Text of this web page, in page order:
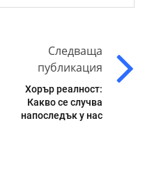
Следваща
публикация
Хорър реалност:
Какво се случва
напоследък у нас